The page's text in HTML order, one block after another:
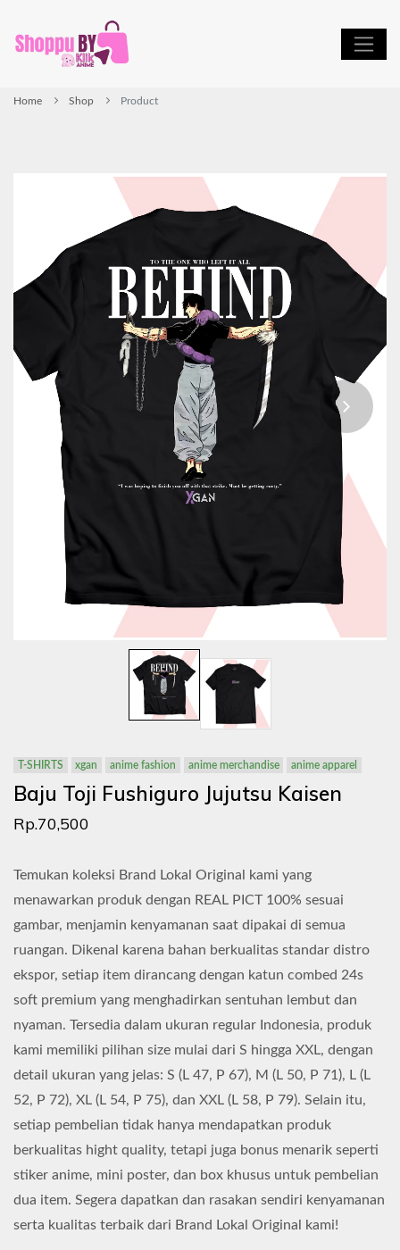
Home Shop Product
T-SHIRTS xgan anime fashion anime merchandise anime apparel
Baju Toji Fushiguro Jujutsu Kaisen
Rp.70,500
Temukan koleksi Brand Lokal Original kami yang
menawarkan produk dengan REAL PICT 100% sesuai
gambar, menjamin kenyamanan saat dipakai di semua
ruangan. Dikenal karena bahan berkualitas standar distro
ekspor, setiap item dirancang dengan katun combed 24s
soft premium yang menghadirkan sentuhan lembut dan
nyaman. Tersedia dalam ukuran regular Indonesia, produk
kami memiliki pilihan size mulai dari S hingga XXL, dengan
detail ukuran yang jelas: S (L 47, P 67), M (L 50, P 71), L (L
52, P 72), XL (L 54, P 75), dan XXL (L 58, P 79). Selain itu,
setiap pembelian tidak hanya mendapatkan produk
berkualitas hight quality, tetapi juga bonus menarik seperti
stiker anime, mini poster, dan box khusus untuk pembelian
dua item. Segera dapatkan dan rasakan sendiri kenyamanan
serta kualitas terbaik dari Brand Lokal Original kami!